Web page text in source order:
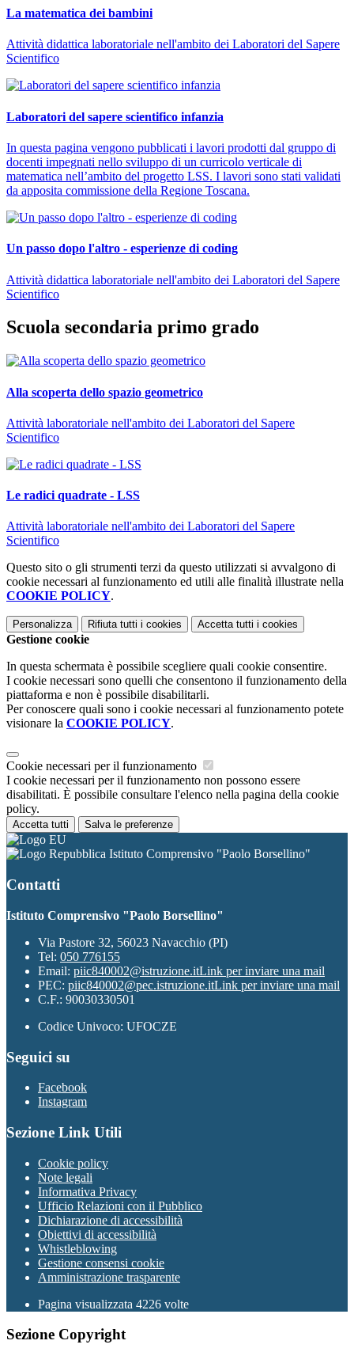
La matematica dei bambini
Attività didattica laboratoriale nell'ambito dei Laboratori del Sapere
Scientifico
Laboratori del sapere scientifico infanzia
In questa pagina vengono pubblicati i lavori prodotti dal gruppo di
docenti impegnati nello sviluppo di un curricolo verticale di
matematica nell’ambito del progetto LSS. I lavori sono stati validati
da apposita commissione della Regione Toscana.
Un passo dopo l'altro - esperienze di coding
Attività didattica laboratoriale nell'ambito dei Laboratori del Sapere
Scientifico
Scuola secondaria primo grado
Alla scoperta dello spazio geometrico
Attività laboratoriale nell'ambito dei Laboratori del Sapere
Scientifico
Le radici quadrate - LSS
Attività laboratoriale nell'ambito dei Laboratori del Sapere
Scientifico
Questo sito o gli strumenti terzi da questo utilizzati si avvalgono di
cookie necessari al funzionamento ed utili alle finalità illustrate nella
COOKIE POLICY.
Personalizza Rifiuta tutti i cookies Accetta tutti i cookies
Gestione cookie
In questa schermata è possibile scegliere quali cookie consentire.
I cookie necessari sono quelli che consentono il funzionamento della
piattaforma e non è possibile disabilitarli.
Per conoscere quali sono i cookie necessari al funzionamento potete
visionare la COOKIE POLICY.
Cookie necessari per il funzionamento
I cookie necessari per il funzionamento non possono essere
disabilitati. È possibile consultare l'elenco nella pagina della cookie
policy.
Accetta tutti Salva le preferenze
Istituto Comprensivo "Paolo Borsellino"
Contatti
Istituto Comprensivo "Paolo Borsellino"
Via Pastore 32, 56023 Navacchio (PI)
Tel: 050 776155
Email: piic840002@istruzione.itLink per inviare una mail
PEC: piic840002@pec.istruzione.itLink per inviare una mail
C.F.: 90030330501
Codice Univoco: UFOCZE
Seguici su
Facebook
Instagram
Sezione Link Utili
Cookie policy
Note legali
Informativa Privacy
Ufficio Relazioni con il Pubblico
Dichiarazione di accessibilità
Obiettivi di accessibilità
Whistleblowing
Gestione consensi cookie
Amministrazione trasparente
Pagina visualizzata 4226 volte
Sezione Copyright